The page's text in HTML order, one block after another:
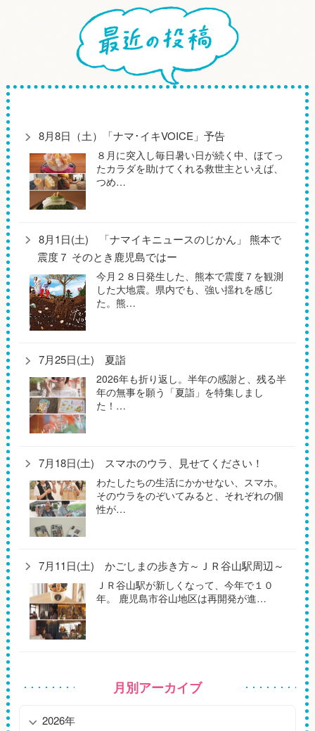
8月8日（土）「ナマ･イキVOICE」予告
８月に突入し毎日暑い日が続く中、ほてっ
たカラダを助けてくれる救世主といえば、
つめ…
8月1日(土) 「ナマイキニュースのじかん」 熊本で
震度７ そのとき鹿児島ではー
今月２８日発生した、熊本で震度７を観測
した大地震。県内でも、強い揺れを感じ
た。熊…
7月25日(土) 夏詣
2026年も折り返し。半年の感謝と、残る半
年の無事を願う「夏詣」を特集しまし
た！…
7月18日(土) スマホのウラ、見せてください！
わたしたちの生活にかかせない、スマホ。
そのウラをのぞいてみると、それぞれの個
性が…
7月11日(土) かごしまの歩き方～ＪＲ谷山駅周辺～
ＪＲ谷山駅が新しくなって、今年で１０
年。 鹿児島市谷山地区は再開発が進…
月別アーカイブ
2026年